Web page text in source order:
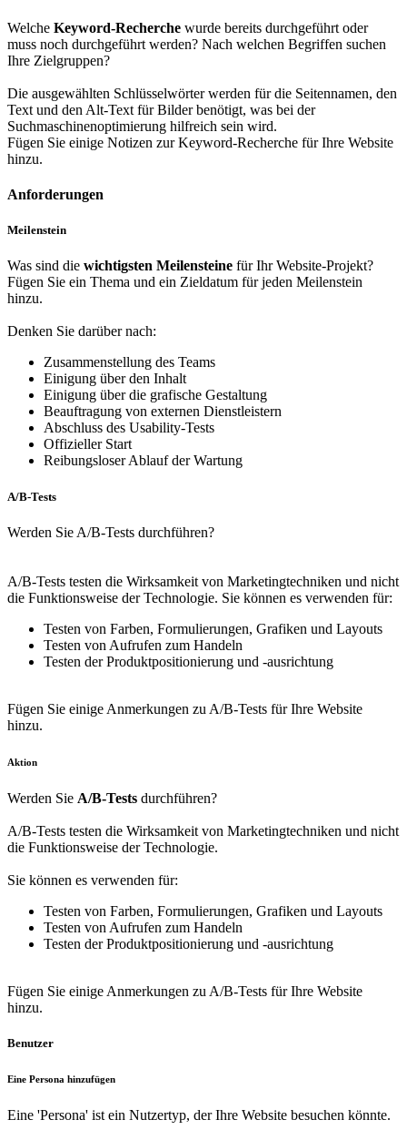
Welche Keyword-Recherche wurde bereits durchgeführt oder
muss noch durchgeführt werden? Nach welchen Begriffen suchen
Ihre Zielgruppen?
Die ausgewählten Schlüsselwörter werden für die Seitennamen, den
Text und den Alt-Text für Bilder benötigt, was bei der
Suchmaschinenoptimierung hilfreich sein wird.
Fügen Sie einige Notizen zur Keyword-Recherche für Ihre Website
hinzu.
Anforderungen
Meilenstein
Was sind die wichtigsten Meilensteine für Ihr Website-Projekt?
Fügen Sie ein Thema und ein Zieldatum für jeden Meilenstein
hinzu.
Denken Sie darüber nach:
Zusammenstellung des Teams
Einigung über den Inhalt
Einigung über die grafische Gestaltung
Beauftragung von externen Dienstleistern
Abschluss des Usability-Tests
Offizieller Start
Reibungsloser Ablauf der Wartung
A/B-Tests
Werden Sie A/B-Tests durchführen?
A/B-Tests testen die Wirksamkeit von Marketingtechniken und nicht
die Funktionsweise der Technologie. Sie können es verwenden für:
Testen von Farben, Formulierungen, Grafiken und Layouts
Testen von Aufrufen zum Handeln
Testen der Produktpositionierung und -ausrichtung
Fügen Sie einige Anmerkungen zu A/B-Tests für Ihre Website
hinzu.
Aktion
Werden Sie A/B-Tests durchführen?
A/B-Tests testen die Wirksamkeit von Marketingtechniken und nicht
die Funktionsweise der Technologie.
Sie können es verwenden für:
Testen von Farben, Formulierungen, Grafiken und Layouts
Testen von Aufrufen zum Handeln
Testen der Produktpositionierung und -ausrichtung
Fügen Sie einige Anmerkungen zu A/B-Tests für Ihre Website
hinzu.
Benutzer
Eine Persona hinzufügen
Eine 'Persona' ist ein Nutzertyp, der Ihre Website besuchen könnte.